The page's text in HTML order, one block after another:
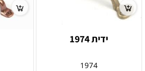
ידית 1974
1974